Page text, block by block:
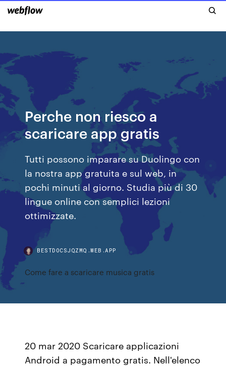
Perche non riesco a
scaricare app gratis
Tutti possono imparare su Duolingo con
la nostra app gratuita e sul web, in
pochi minuti al giorno. Studia più di 30
lingue online con semplici lezioni
ottimizzate.
BESTDOCSJQZMQ.WEB.APP
Come fare a scaricare musica gratis
20 mar 2020 Scaricare applicazioni
Android a pagamento gratis. Nell'elenco